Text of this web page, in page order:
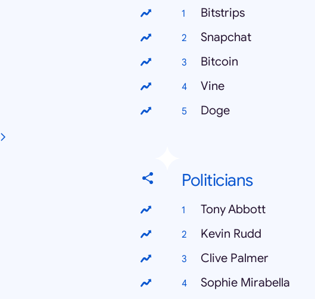
Bitstrips
Snapchat
Bitcoin
Vine
Doge
Politicians
Tony Abbott
Kevin Rudd
Clive Palmer
Sophie Mirabella